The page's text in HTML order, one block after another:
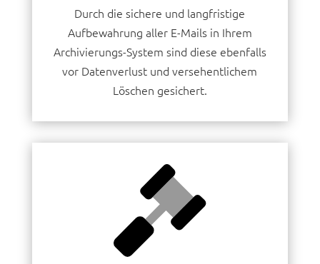
Durch die sichere und langfristige
Aufbewahrung aller E-Mails in Ihrem
Archivierungs-System sind diese ebenfalls
vor Datenverlust und versehentlichem
Löschen gesichert.